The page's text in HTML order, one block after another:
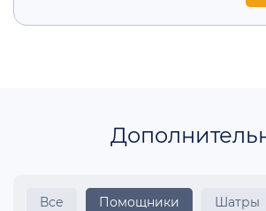
Все Помощники Шатры